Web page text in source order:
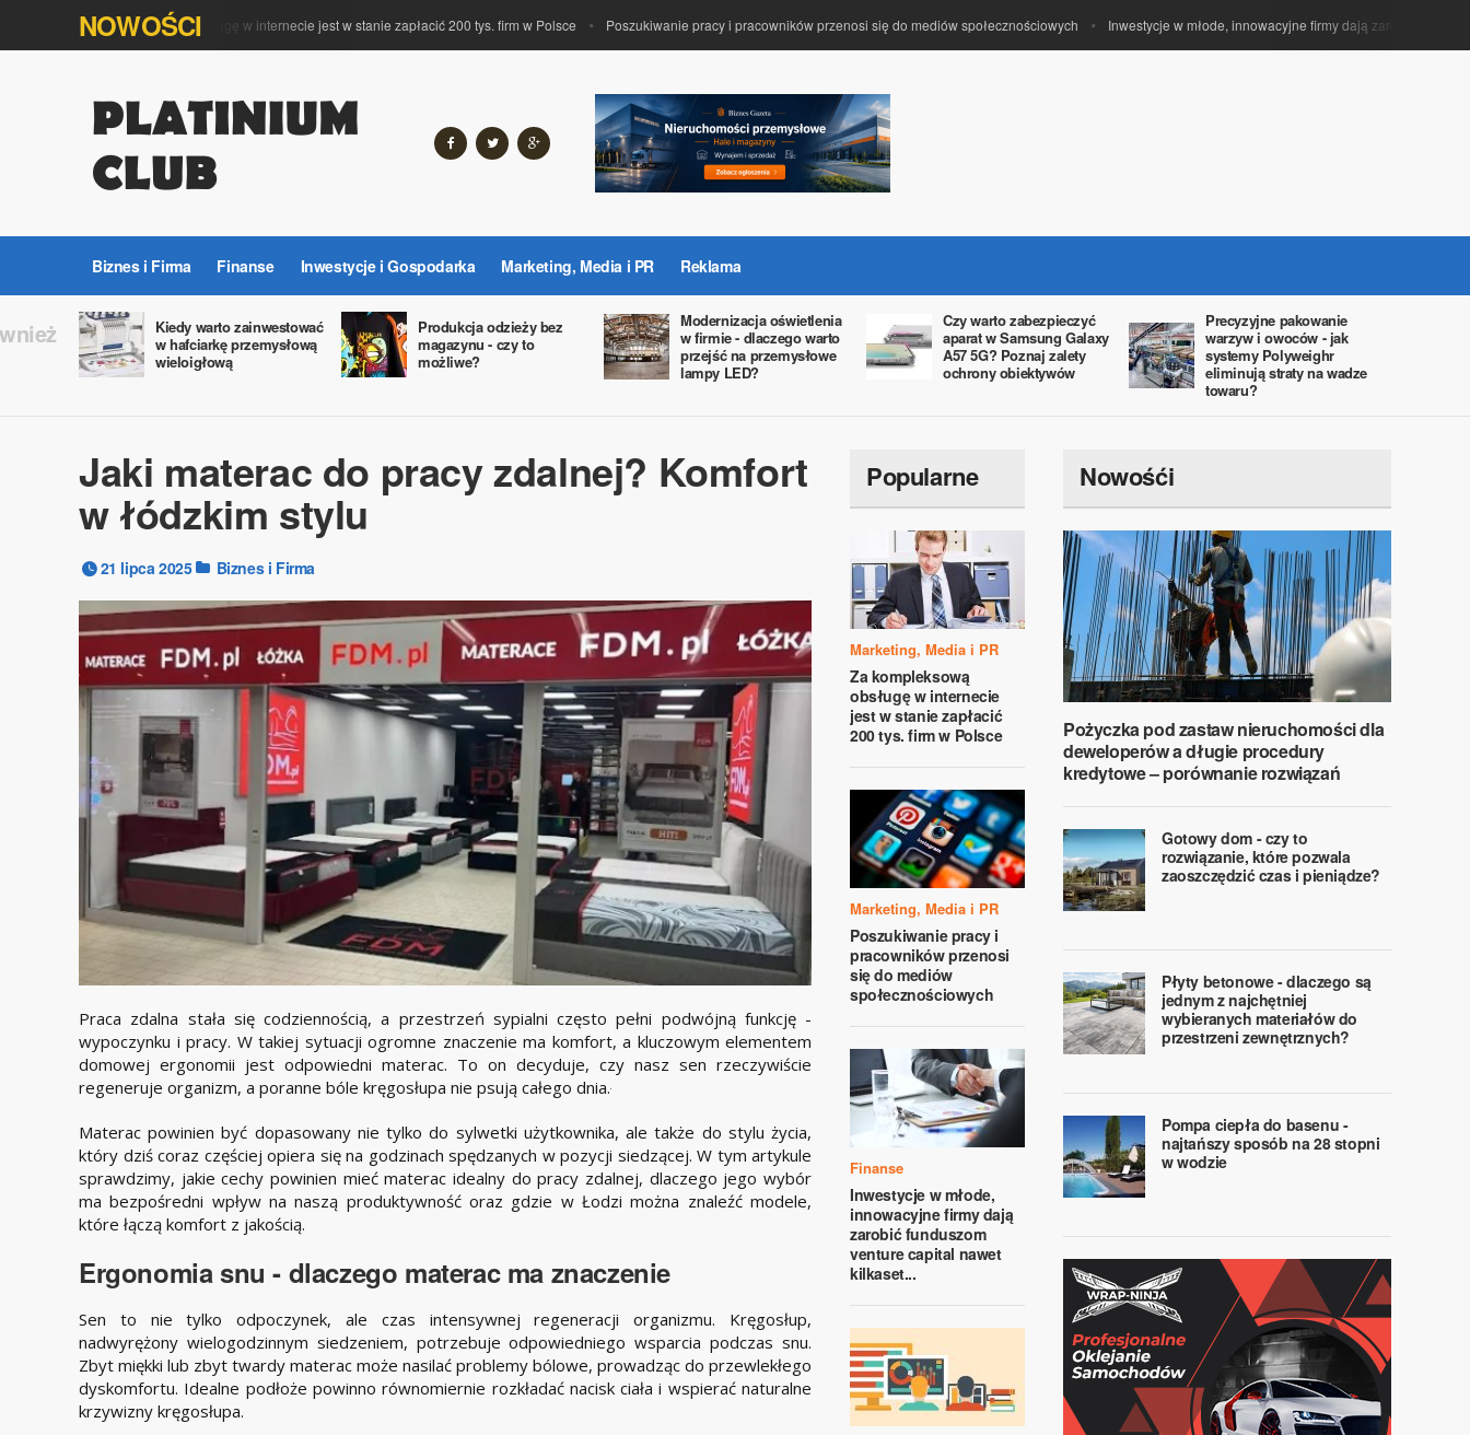
NOWOŚCI
Za kompleksową obsługę w internecie jest w stanie zapłacić 200 tys. firm w Polsce Poszukiwanie pracy i pracowników przenosi się do mediów społecznościowych Inwestycje w młode, innowacyjne firmy dają zarobić
Biznes i Firma Finanse Inwestycje i Gospodarka Marketing, Media i PR Reklama
Kiedy warto zainwestować
w hafciarkę przemysłową
wieloigłową
Produkcja odzieży bez
magazynu - czy to
możliwe?
Modernizacja oświetlenia
w firmie - dlaczego warto
przejść na przemysłowe
lampy LED?
Czy warto zabezpieczyć
aparat w Samsung Galaxy
A57 5G? Poznaj zalety
ochrony obiektywów
Precyzyjne pakowanie
warzyw i owoców - jak
systemy Polyweighr
eliminują straty na wadze
towaru?
Jaki materac do pracy zdalnej? Komfort
w łódzkim stylu
21 lipca 2025 Biznes i Firma
Praca zdalna stała się codziennością, a przestrzeń sypialni często pełni podwójną funkcję -
wypoczynku i pracy. W takiej sytuacji ogromne znaczenie ma komfort, a kluczowym elementem
domowej ergonomii jest odpowiedni materac. To on decyduje, czy nasz sen rzeczywiście
regeneruje organizm, a poranne bóle kręgosłupa nie psują całego dnia.
Materac powinien być dopasowany nie tylko do sylwetki użytkownika, ale także do stylu życia,
który dziś coraz częściej opiera się na godzinach spędzanych w pozycji siedzącej. W tym artykule
sprawdzimy, jakie cechy powinien mieć materac idealny do pracy zdalnej, dlaczego jego wybór
ma bezpośredni wpływ na naszą produktywność oraz gdzie w Łodzi można znaleźć modele,
które łączą komfort z jakością.
Ergonomia snu - dlaczego materac ma znaczenie
Sen to nie tylko odpoczynek, ale czas intensywnej regeneracji organizmu. Kręgosłup,
nadwyrężony wielogodzinnym siedzeniem, potrzebuje odpowiedniego wsparcia podczas snu.
Zbyt miękki lub zbyt twardy materac może nasilać problemy bólowe, prowadząc do przewlekłego
dyskomfortu. Idealne podłoże powinno równomiernie rozkładać nacisk ciała i wspierać naturalne
krzywizny kręgosłupa.
Popularne
Marketing, Media i PR
Za kompleksową
obsługę w internecie
jest w stanie zapłacić
200 tys. firm w Polsce
Marketing, Media i PR
Poszukiwanie pracy i
pracowników przenosi
się do mediów
społecznościowych
Finanse
Inwestycje w młode,
innowacyjne firmy dają
zarobić funduszom
venture capital nawet
kilkaset...
Nowośći
Pożyczka pod zastaw nieruchomości dla
deweloperów a długie procedury
kredytowe – porównanie rozwiązań
Gotowy dom - czy to
rozwiązanie, które pozwala
zaoszczędzić czas i pieniądze?
Płyty betonowe - dlaczego są
jednym z najchętniej
wybieranych materiałów do
przestrzeni zewnętrznych?
Pompa ciepła do basenu -
najtańszy sposób na 28 stopni
w wodzie